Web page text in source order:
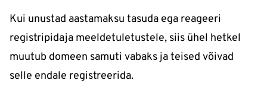
Kui unustad aastamaksu tasuda ega reageeri
registripidaja meeldetuletustele, siis ühel hetkel
muutub domeen samuti vabaks ja teised võivad
selle endale registreerida.